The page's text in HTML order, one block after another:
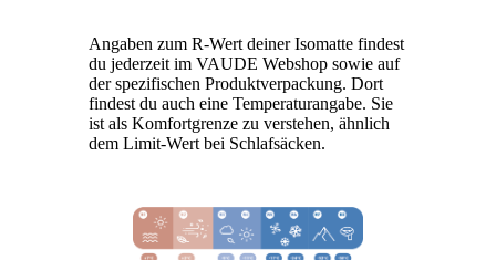
Angaben zum R-Wert deiner Isomatte findest
du jederzeit im VAUDE Webshop sowie auf
der spezifischen Produktverpackung. Dort
findest du auch eine Temperaturangabe. Sie
ist als Komfortgrenze zu verstehen, ähnlich
dem Limit-Wert bei Schlafsäcken.